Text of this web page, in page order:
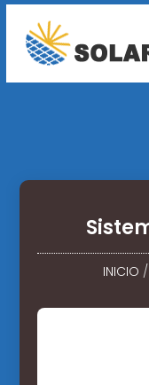
INICIO /